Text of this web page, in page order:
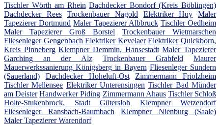
Tischler Wörth am Rhein Dachdecker Bondorf (Kreis Böblingen)
Dachdecker Rees
Trockenbauer Nagold Elektriker Huy
Maler
Tapezierer Dortmund Maler Tapezierer Albbruck Tischler Oedheim
Maler Tapezierer Groß Borstel
Trockenbauer Wietmarschen
Fliesenleger Gengenbach Elektriker Kevelaer Elektriker Quickborn,
Kreis Pinneberg Klempner Demmin, Hansestadt Maler Tapezierer
Garching an der Alz
Trockenbauer Grabfeld
Maurer
Mauerwerkssanierung Königsberg in Bayern Fliesenleger Sundern
(Sauerland)
Dachdecker Hoheluft-Ost
Zimmermann Friolzheim
Tischler Mellensee Elektriker Unterensingen Tischler Bad Münder
am Deister Handwerker Piding Zimmermann Ahaus Tischler Schloß
Holte-Stukenbrock, Stadt Gütersloh
Klempner Wetzendorf
Fliesenleger Ransbach-Baumbach
Klempner Nienburg (Saale)
Maler Tapezierer Warendorf